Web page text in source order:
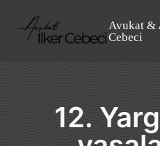
content
Avukat &
Cebeci
12.